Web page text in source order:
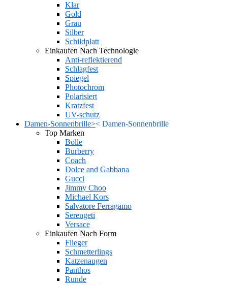
Klar
Gold
Grau
Silber
Schildplatt
Einkaufen Nach Technologie
Anti-reflektierend
Schlagfest
Spiegel
Photochrom
Polarisiert
Kratzfest
UV-schutz
Damen-Sonnenbrille>< Damen-Sonnenbrille
Top Marken
Bolle
Burberry
Coach
Dolce and Gabbana
Gucci
Jimmy Choo
Michael Kors
Salvatore Ferragamo
Serengeti
Versace
Einkaufen Nach Form
Flieger
Schmetterlings
Katzenaugen
Panthos
Runde